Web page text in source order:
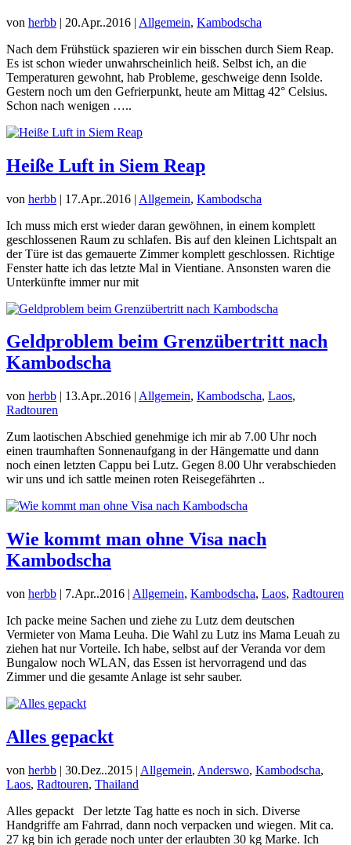
von herbb | 20.Apr..2016 | Allgemein, Kambodscha
Nach dem Frühstück spazieren wir ein bisschen durch Siem Reap.
Es ist schon wieder unwahrscheinlich heiß. Selbst ich, an die
Temperaturen gewohnt, hab Probleme, geschweige denn Isolde.
Gestern noch um den Gefrierpunkt, heute am Mittag 42° Celsius.
Schon nach wenigen …..
Heiße Luft in Siem Reap
von herbb | 17.Apr..2016 | Allgemein, Kambodscha
Ich muss mich erst wieder daran gewöhnen, in einem komplett
geschlossenen Raum zu schlafen. Bis auf den kleinen Lichtspalt an
der Türe ist das gemauerte Zimmer komplett geschlossen. Richtige
Fenster hatte ich das letzte Mal in Vientiane. Ansonsten waren die
Unterkünfte immer nur mit
Geldproblem beim Grenzübertritt nach
Kambodscha
von herbb | 13.Apr..2016 | Allgemein, Kambodscha, Laos,
Radtouren
Zum laotischen Abschied genehmige ich mir ab 7.00 Uhr noch
einen traumhaften Sonnenaufgang in der Hängematte und dann
noch einen letzten Cappu bei Lutz. Gegen 8.00 Uhr verabschieden
wir uns und ich sattle meinen roten Reisegefährten ..
Wie kommt man ohne Visa nach
Kambodscha
von herbb | 7.Apr..2016 | Allgemein, Kambodscha, Laos, Radtouren
Ich packe meine Sachen und ziehe zu Lutz dem deutschen
Vermieter von Mama Leuha. Die Wahl zu Lutz ins Mama Leuah zu
ziehen hat nur Vorteile. Ich habe, selbst auf der Veranda vor dem
Bungalow noch WLAN, das Essen ist hervorragend und das
Zimmer und die gesamte Anlage ist sehr sauber.
Alles gepackt
von herbb | 30.Dez..2015 | Allgemein, Anderswo, Kambodscha,
Laos, Radtouren, Thailand
Alles gepackt Der letzte Tag hatte es noch in sich. Diverse
Handgriffe am Fahrrad, dann noch verpacken und wiegen. Mit ca.
27 kg bin ich gerade noch unter der erlaubten 30 kg Marke. Ich